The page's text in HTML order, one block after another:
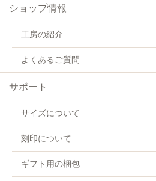
ショップ情報
工房の紹介
よくあるご質問
サポート
サイズについて
刻印について
ギフト用の梱包